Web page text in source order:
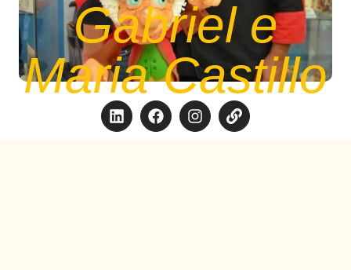
Gabriel e
Maria Castillo